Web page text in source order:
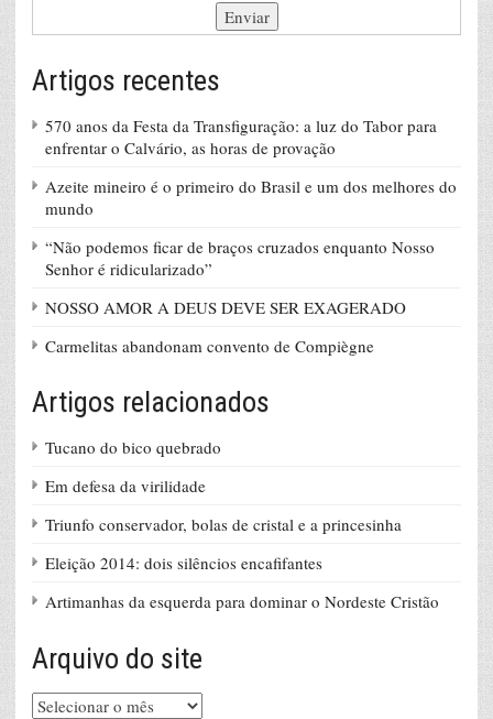
Artigos recentes
570 anos da Festa da Transfiguração: a luz do Tabor para
enfrentar o Calvário, as horas de provação
Azeite mineiro é o primeiro do Brasil e um dos melhores do
mundo
“Não podemos ficar de braços cruzados enquanto Nosso
Senhor é ridicularizado”
NOSSO AMOR A DEUS DEVE SER EXAGERADO
Carmelitas abandonam convento de Compiègne
Artigos relacionados
Tucano do bico quebrado
Em defesa da virilidade
Triunfo conservador, bolas de cristal e a princesinha
Eleição 2014: dois silêncios encafifantes
Artimanhas da esquerda para dominar o Nordeste Cristão
Arquivo do site
Arquivo